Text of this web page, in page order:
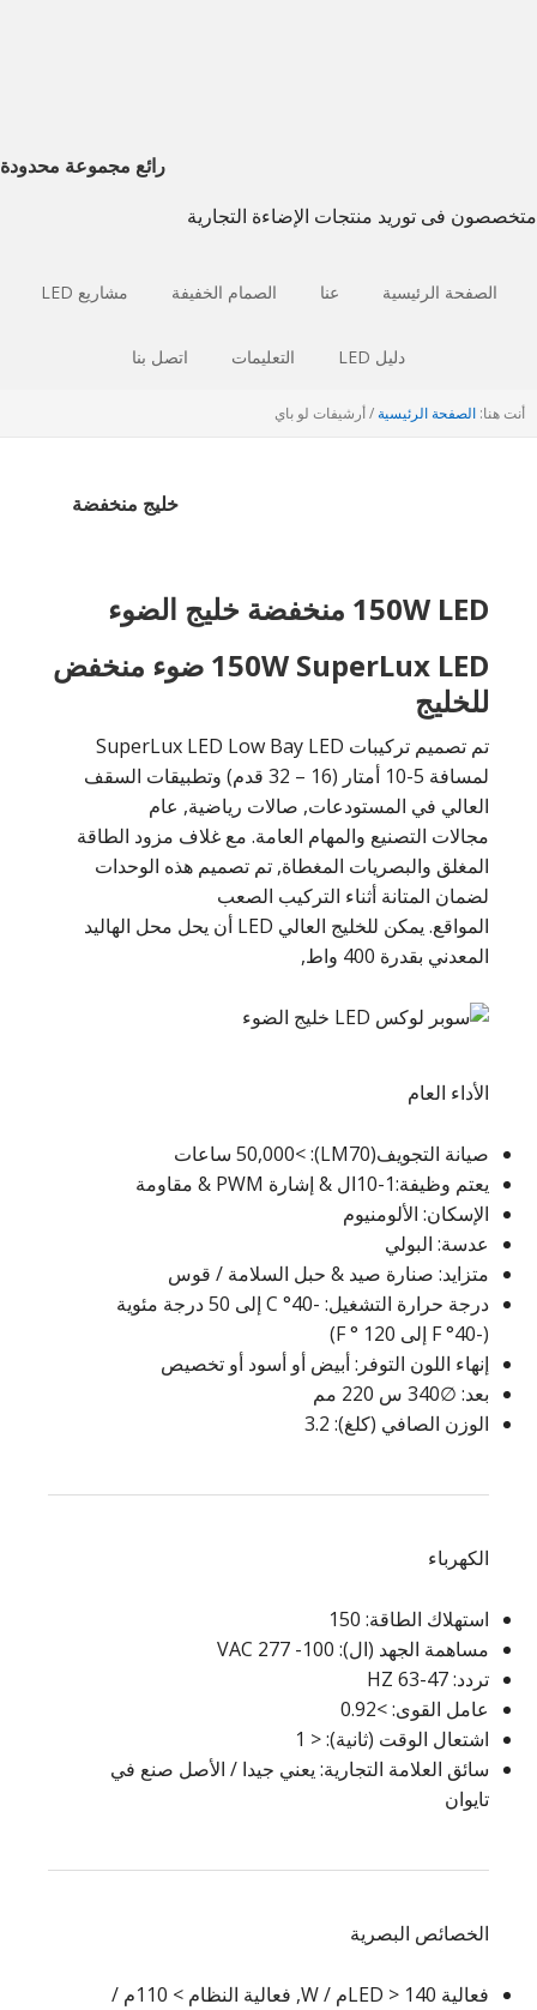
رائع مجموعة محدودة
متخصصون فى توريد منتجات الإضاءة التجارية
الصفحة الرئيسية عنا الصمام الخفيفة مشاريع LED
دليل LED التعليمات اتصل بنا
أنت هنا: الصفحة الرئيسية/أرشيفات لو باي
خليج منخفضة
150W LED منخفضة خليج الضوء
150W SuperLux LED ضوء منخفض
للخليج
تم تصميم تركيبات SuperLux LED Low Bay LED
لمسافة 5-10 أمتار (16 – 32 قدم) وتطبيقات السقف
العالي في المستودعات, صالات رياضية, عام
مجالات التصنيع والمهام العامة. مع غلاف مزود الطاقة
المغلق والبصريات المغطاة, تم تصميم هذه الوحدات
لضمان المتانة أثناء التركيب الصعب
المواقع. يمكن للخليج العالي LED أن يحل محل الهاليد
المعدني بقدرة 400 واط,
الأداء العام
صيانة التجويف(LM70): >50,000 ساعات
يعتم وظيفة:1-10ال & إشارة PWM & مقاومة
الإسكان: الألومنيوم
عدسة: البولي
متزايد: صنارة صيد & حبل السلامة / قوس
درجة حرارة التشغيل: -40° C إلى 50 درجة مئوية
(-40° F إلى 120 ° F)
إنهاء اللون التوفر: أبيض أو أسود أو تخصيص
بعد: ∅340 س 220 مم
الوزن الصافي (كلغ): 3.2
الكهرباء
استهلاك الطاقة: 150
مساهمة الجهد (ال): 100- 277 VAC
تردد: 47-63 HZ
عامل القوى: >0.92
اشتعال الوقت (ثانية): < 1
سائق العلامة التجارية: يعني جيدا / الأصل صنع في
تايوان
الخصائص البصرية
فعالية LED > 140م / W, فعالية النظام > 110م /